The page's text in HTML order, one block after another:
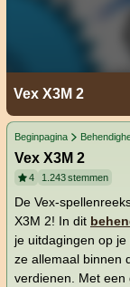
Vex X3M 2
Beginpagina
Vex X3M 2
4 1.243stemmen
De Vex-
X3M 2! In dit
je uitdagingen op
ze allemaal binnen
verdienen. Met